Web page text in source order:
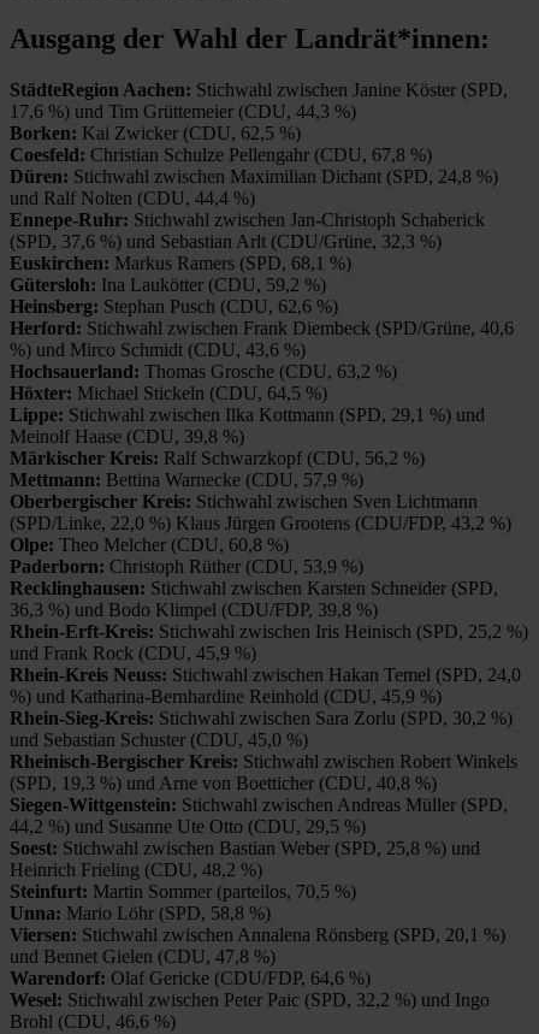
Ausgang der Wahl der Landrät*innen:
StädteRegion Aachen: Stichwahl zwischen Janine Köster (SPD,
17,6 %) und Tim Grüttemeier (CDU, 44,3 %)
Borken: Kai Zwicker (CDU, 62,5 %)
Coesfeld: Christian Schulze Pellengahr (CDU, 67,8 %)
Düren: Stichwahl zwischen Maximilian Dichant (SPD, 24,8 %)
und Ralf Nolten (CDU, 44,4 %)
Ennepe-Ruhr: Stichwahl zwischen Jan-Christoph Schaberick
(SPD, 37,6 %) und Sebastian Arlt (CDU/Grüne, 32,3 %)
Euskirchen: Markus Ramers (SPD, 68,1 %)
Gütersloh: Ina Laukötter (CDU, 59,2 %)
Heinsberg: Stephan Pusch (CDU, 62,6 %)
Herford: Stichwahl zwischen Frank Diembeck (SPD/Grüne, 40,6
%) und Mirco Schmidt (CDU, 43,6 %)
Hochsauerland: Thomas Grosche (CDU, 63,2 %)
Höxter: Michael Stickeln (CDU, 64,5 %)
Lippe: Stichwahl zwischen Ilka Kottmann (SPD, 29,1 %) und
Meinolf Haase (CDU, 39,8 %)
Märkischer Kreis: Ralf Schwarzkopf (CDU, 56,2 %)
Mettmann: Bettina Warnecke (CDU, 57,9 %)
Oberbergischer Kreis: Stichwahl zwischen Sven Lichtmann
(SPD/Linke, 22,0 %) Klaus Jürgen Grootens (CDU/FDP, 43,2 %)
Olpe: Theo Melcher (CDU, 60,8 %)
Paderborn: Christoph Rüther (CDU, 53,9 %)
Recklinghausen: Stichwahl zwischen Karsten Schneider (SPD,
36,3 %) und Bodo Klimpel (CDU/FDP, 39,8 %)
Rhein-Erft-Kreis: Stichwahl zwischen Iris Heinisch (SPD, 25,2 %)
und Frank Rock (CDU, 45,9 %)
Rhein-Kreis Neuss: Stichwahl zwischen Hakan Temel (SPD, 24,0
%) und Katharina-Bernhardine Reinhold (CDU, 45,9 %)
Rhein-Sieg-Kreis: Stichwahl zwischen Sara Zorlu (SPD, 30,2 %)
und Sebastian Schuster (CDU, 45,0 %)
Rheinisch-Bergischer Kreis: Stichwahl zwischen Robert Winkels
(SPD, 19,3 %) und Arne von Boetticher (CDU, 40,8 %)
Siegen-Wittgenstein: Stichwahl zwischen Andreas Müller (SPD,
44,2 %) und Susanne Ute Otto (CDU, 29,5 %)
Soest: Stichwahl zwischen Bastian Weber (SPD, 25,8 %) und
Heinrich Frieling (CDU, 48,2 %)
Steinfurt: Martin Sommer (parteilos, 70,5 %)
Unna: Mario Löhr (SPD, 58,8 %)
Viersen: Stichwahl zwischen Annalena Rönsberg (SPD, 20,1 %)
und Bennet Gielen (CDU, 47,8 %)
Warendorf: Olaf Gericke (CDU/FDP, 64,6 %)
Wesel: Stichwahl zwischen Peter Paic (SPD, 32,2 %) und Ingo
Brohl (CDU, 46,6 %)